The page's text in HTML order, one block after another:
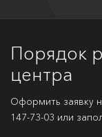
Порядок
центра
Оформить заявку
147-73-03 или